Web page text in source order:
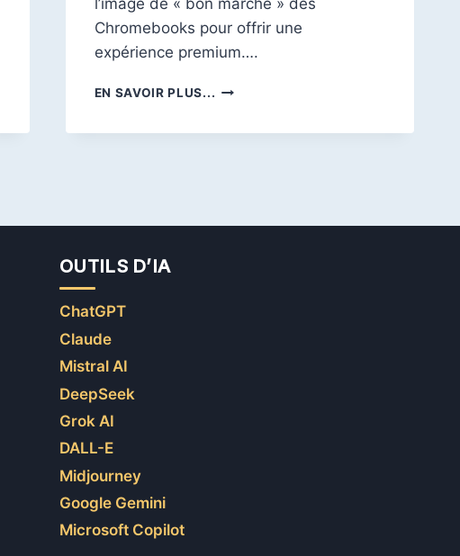
l’image de « bon marché » des
Chromebooks pour offrir une
expérience premium….
EN SAVOIR PLUS... LA
OUTILS D’IA
ChatGPT
Claude
Mistral AI
DeepSeek
Grok AI
DALL-E
Midjourney
Google Gemini
Microsoft Copilot